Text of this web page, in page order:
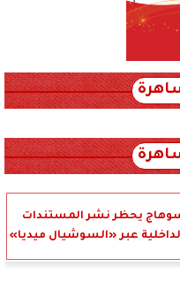
يحظر نشر المستندات
عبر «السوشيال ميديا»